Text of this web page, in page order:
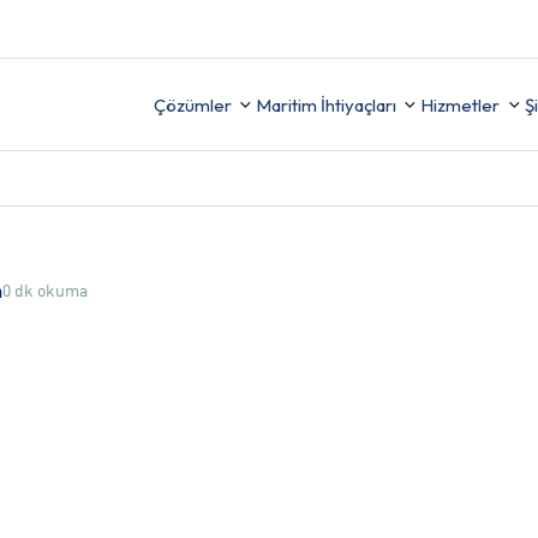
Çözümler Maritim İhtiyaçları Hizmetler
0 dk okuma